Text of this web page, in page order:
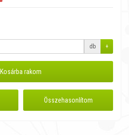
db +
Kosárba rakom
Összehasonlítom